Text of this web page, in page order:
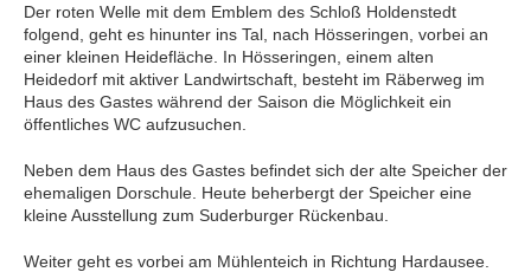
Der roten Welle mit dem Emblem des Schloß Holdenstedt
folgend, geht es hinunter ins Tal, nach Hösseringen, vorbei an
einer kleinen Heidefläche. In Hösseringen, einem alten
Heidedorf mit aktiver Landwirtschaft, besteht im Räberweg im
Haus des Gastes während der Saison die Möglichkeit ein
öffentliches WC aufzusuchen.
Neben dem Haus des Gastes befindet sich der alte Speicher der
ehemaligen Dorschule. Heute beherbergt der Speicher eine
kleine Ausstellung zum Suderburger Rückenbau.
Weiter geht es vorbei am Mühlenteich in Richtung Hardausee.